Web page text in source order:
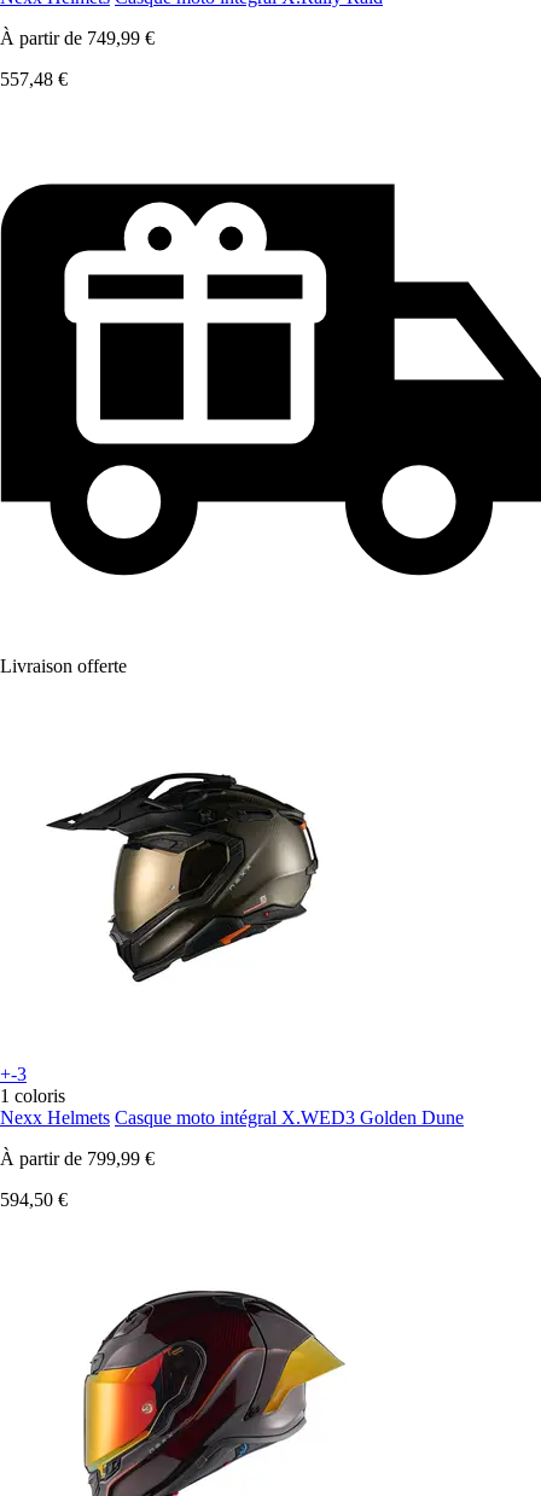
À partir de 749,99 €
557,48 €
Livraison offerte
+-3
1 coloris
Nexx Helmets Casque moto intégral X.WED3 Golden Dune
À partir de 799,99 €
594,50 €